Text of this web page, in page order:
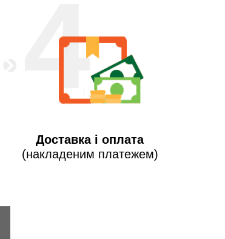
4
Доставка і оплата
(накладеним платежем)